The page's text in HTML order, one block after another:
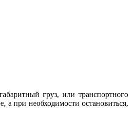
груз, или транспортного
а при необходимости остановиться,